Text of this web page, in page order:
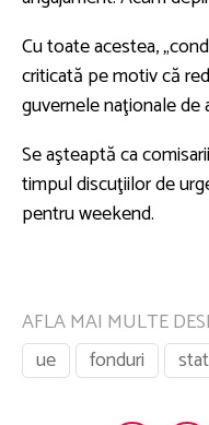
Cu toate acestea,
criticată pe motiv că
guvernele naţionale de
Se aşteaptă ca
timpul discuţiilor de
pentru weekend.
AFLA MAI MULTE
ue
fonduri